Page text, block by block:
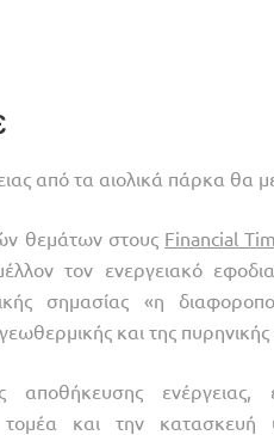
από τα αιολικά πάρκα θα
θεμάτων στους Financial
τον ενεργειακό
σημασίας «η
και της
αποθήκευσης
και την κατασκευή